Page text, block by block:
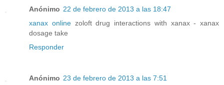
Anónimo 22 de febrero de 2013 a las 18:47
xanax onlinezoloft drug interactions with xanax - xanax
dosage take
Responder
Anónimo 23 de febrero de 2013 a las 7:51